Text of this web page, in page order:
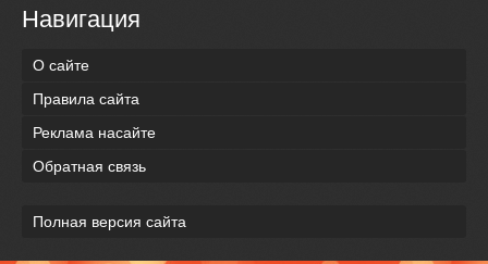
Навигация
О сайте
Правила сайта
Реклама насайте
Обратная связь
Полная версия сайта